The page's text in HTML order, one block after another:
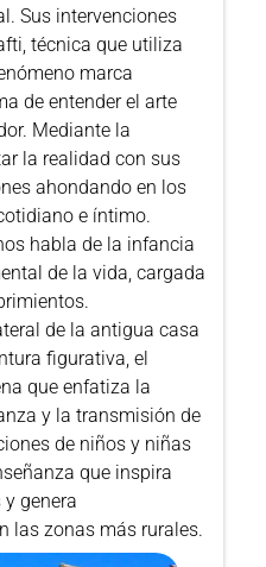
Sus intervenciones
técnica que utiliza
marca
de entender el arte
Mediante la
la realidad con sus
ahondando en los
e íntimo.
habla de la infancia
de la vida, cargada
de la antigua casa
figurativa, el
que enfatiza la
y la transmisión de
de niños y niñas
que inspira
genera
las zonas más rurales.